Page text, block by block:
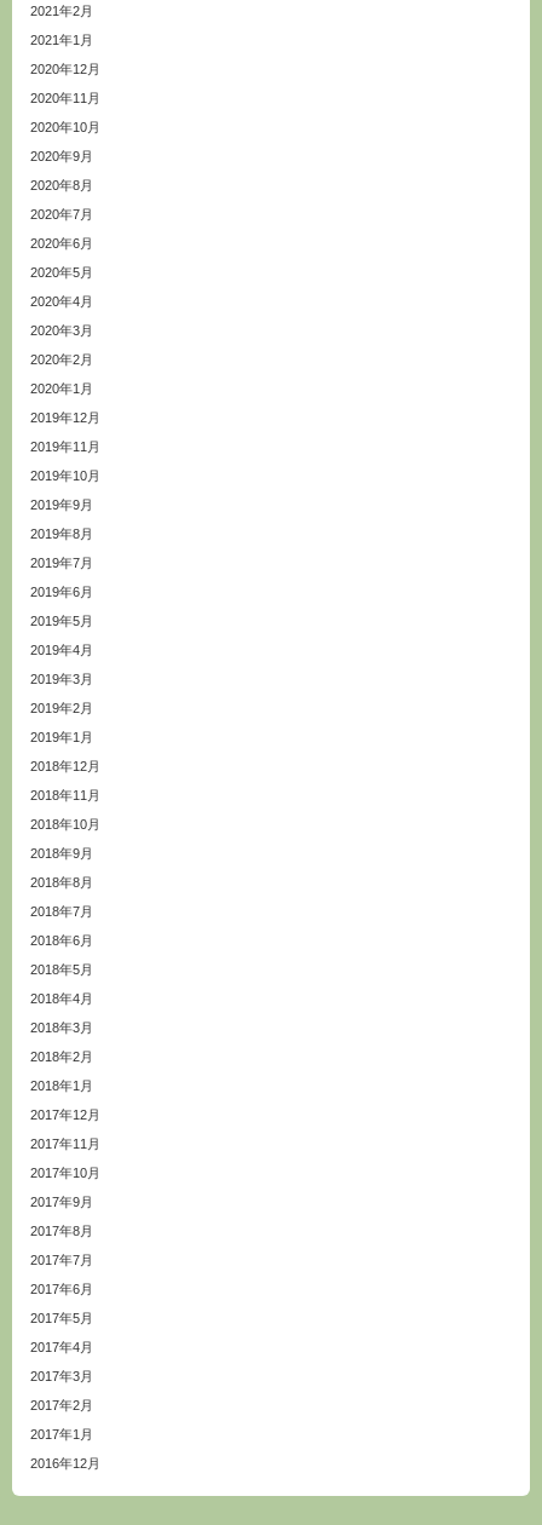
2021年2月
2021年1月
2020年12月
2020年11月
2020年10月
2020年9月
2020年8月
2020年7月
2020年6月
2020年5月
2020年4月
2020年3月
2020年2月
2020年1月
2019年12月
2019年11月
2019年10月
2019年9月
2019年8月
2019年7月
2019年6月
2019年5月
2019年4月
2019年3月
2019年2月
2019年1月
2018年12月
2018年11月
2018年10月
2018年9月
2018年8月
2018年7月
2018年6月
2018年5月
2018年4月
2018年3月
2018年2月
2018年1月
2017年12月
2017年11月
2017年10月
2017年9月
2017年8月
2017年7月
2017年6月
2017年5月
2017年4月
2017年3月
2017年2月
2017年1月
2016年12月